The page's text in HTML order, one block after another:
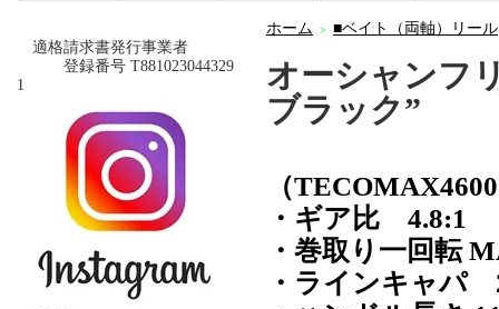
適格請求書発行事業者
登録番号 T881023044329
1
ホーム ＞ ■ベイト（両軸）リール
オーシャンフ
ブラック”
（
・ギア比 4.8:1
・巻取り一回転
・ラインキャパ